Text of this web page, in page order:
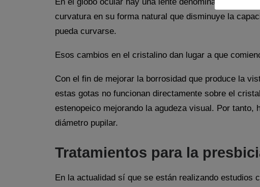
curvatura en su forma natural que disminuye la
pueda curvarse.
Esos cambios en el cristalino dan lugar a que
Con el fin de mejorar la borrosidad que produce la
estas gotas no funcionan directamente sobre el
estenopeico mejorando la agudeza visual. Por
diámetro pupilar.
Tratamientos para la
En la actualidad sí que se están realizando